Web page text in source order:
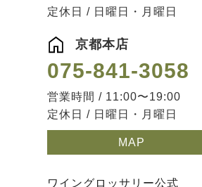
定休日 / 日曜日・月曜日
京都本店
075-841-3058
営業時間 / 11:00〜19:00
定休日 / 日曜日・月曜日
MAP
ワイングロッサリー公式